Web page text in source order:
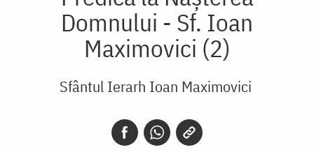
Domnului - Sf. Ioan
Maximovici (2)
Sfântul Ierarh Ioan Maximovici